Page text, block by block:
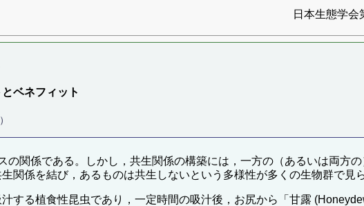
日本生態学会
ベネフィット
の関係である。しかし，共生関係の構築には，一方の（あるいは両方
関係を結び，あるものは共生しないという多様性が多くの生物群で見ら
する植食性昆虫であり，一定時間の吸汁後，お尻から「甘露